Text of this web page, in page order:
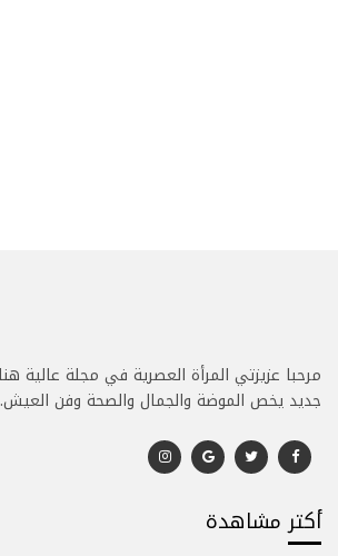
مرحبا عزيزتي المرأة العصرية في مجلة عالية
جديد يخص الموضة والجمال والصحة وفن العيش.
أكتر مشاهدة